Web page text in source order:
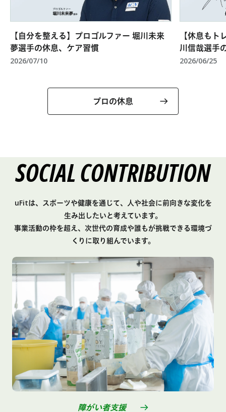
【自分を整える】プロゴルファー 堀川未来
夢選手の休息、ケア習慣
2026/07/10
【休息も
川信哉選手
2026/06/25
プロの休息
SOCIAL CONTRIBUTION
uFitは、スポーツや健康を通じて、人や社会に前向きな変化を
生み出したいと考えています。
事業活動の枠を超え、次世代の育成や誰もが挑戦できる環境づ
くりに取り組んでいます。
障がい者支援